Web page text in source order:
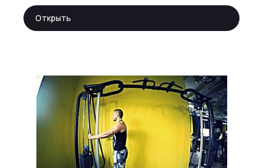
Открыть